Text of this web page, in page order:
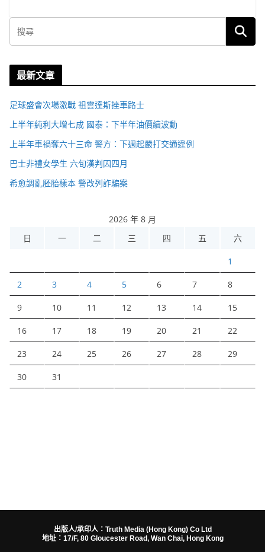
最新文章
足球盛會次場激戰 祖雲達斯挫車路士
上半年純利大增七成 國泰：下半年油價續波動
上半年車禍奪六十三命 警方：下週起嚴打交通違例
巴士非禮女學生 六旬漢判囚四月
希愈調亂胚胎樣本 警改列詐騙案
2026 年 8 月
日
一 二 三 四 五 六
1
2 3 4 5 6 7 8
9 10 11 12 13 14 15
16 17 18 19 20 21 22
23 24 25 26 27 28 29
30 31
出版人/承印人：Truth Media (Hong Kong) Co Ltd
地址：17/F, 80 Gloucester Road, Wan Chai, Hong Kong